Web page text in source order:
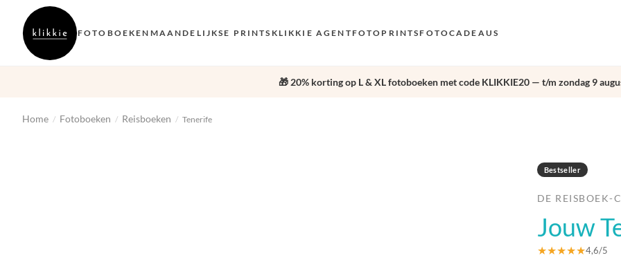
FOTOBOEKEN MAANDELIJKSE PRINTS KLIKKIE AGENTFOTOPRINTSFOTOCADEAUS
FR
🎁 20% korting op L & XL fotoboeken met code KLIKKIE20 — t/m zondag 9
Home / Fotoboeken / Reisboeken / Tenerife
Bestseller
DE REISBOEK-
Jouw
★★★★★4,6/5